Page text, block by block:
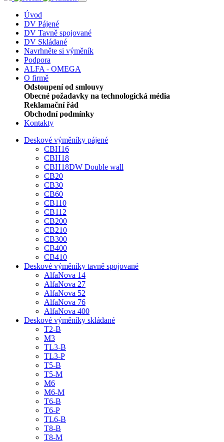
Úvod
DV Pájené
DV Tavně spojované
DV Skládané
Navrhněte si výměník
Podpora
ALFA - OMEGA
O firmě
Odstoupení od smlouvy
Obecné požadavky na technologická média
Reklamační řád
Obchodní podmínky
Kontakty
Deskové výměníky pájené
CBH16
CBH18
CBH18DW Double wall
CB20
CB30
CB60
CB110
CB112
CB200
CB210
CB300
CB400
CB410
Deskové výměníky tavně spojované
AlfaNova 14
AlfaNova 27
AlfaNova 52
AlfaNova 76
AlfaNova 400
Deskové výměníky skládané
T2-B
M3
TL3-B
TL3-P
T5-B
T5-M
M6
M6-M
T6-B
T6-P
TL6-B
T8-B
T8-M